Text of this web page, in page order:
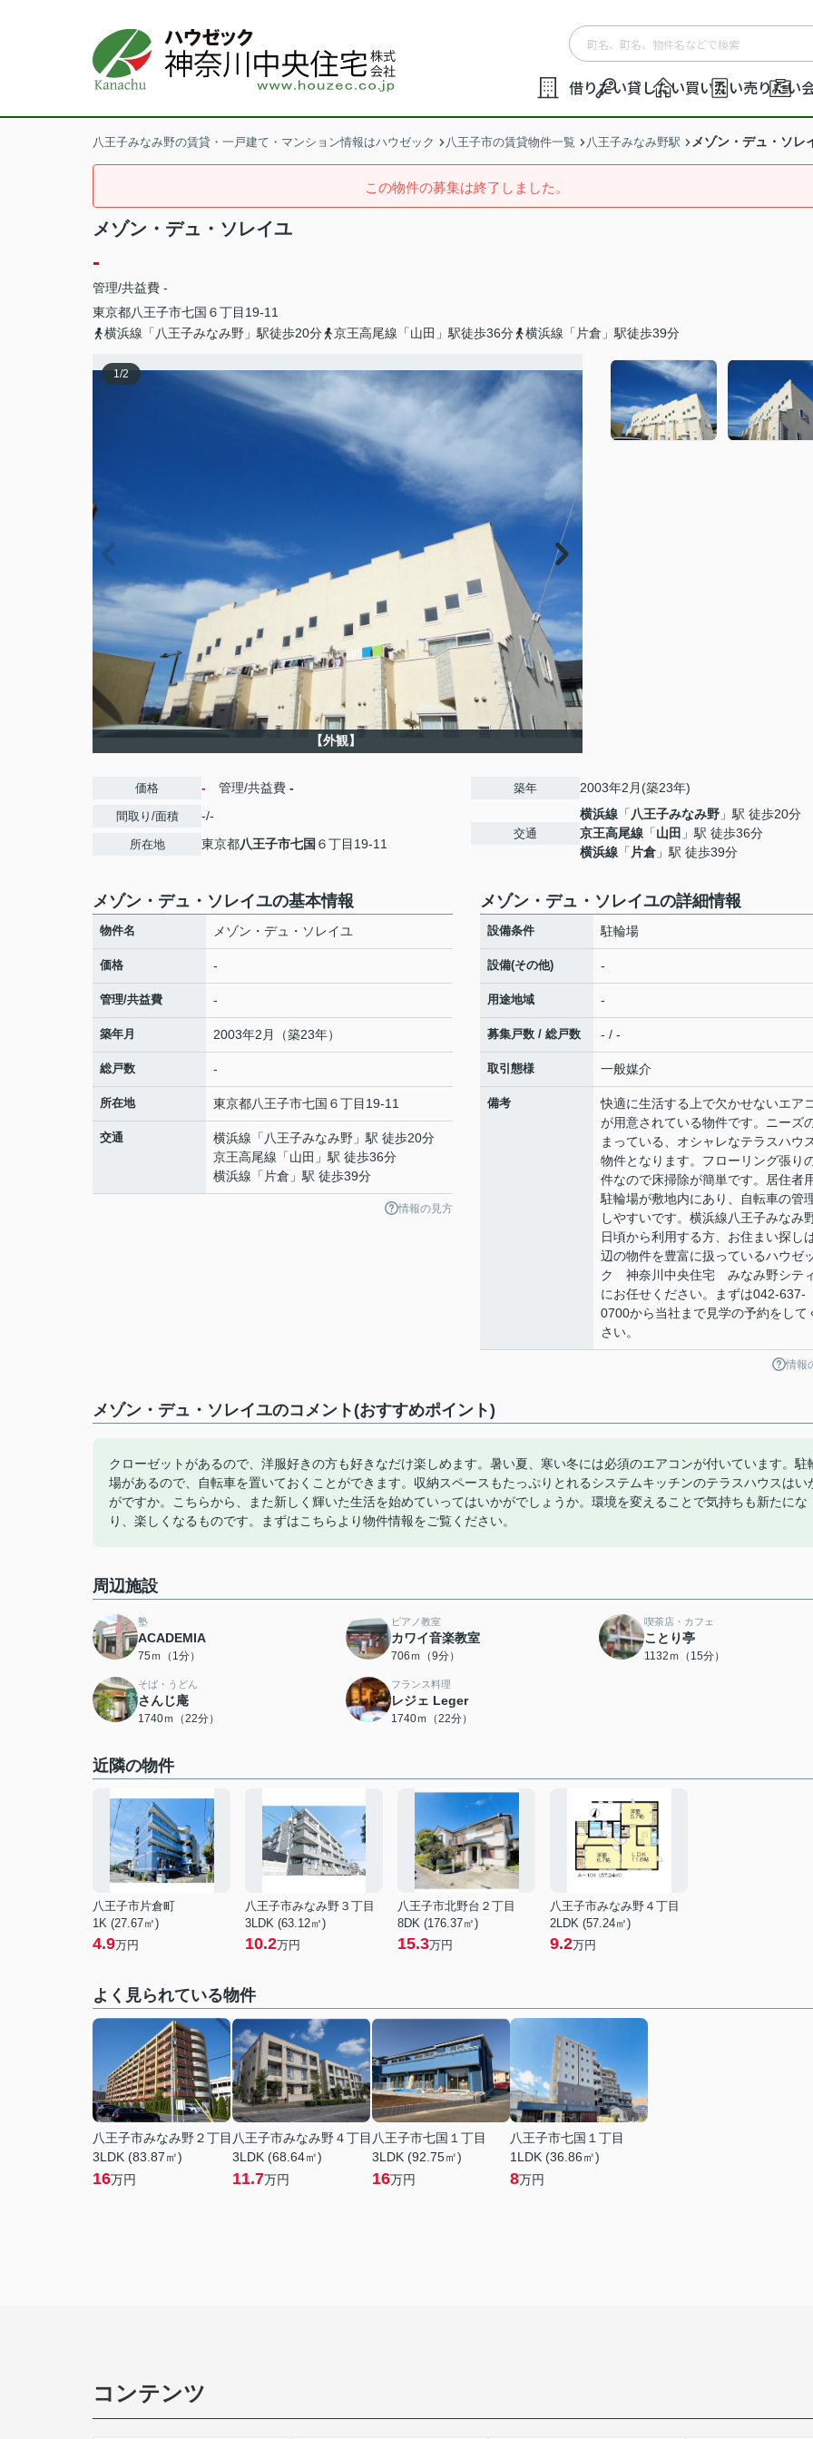
借りたい貸したい買いたい売りたい
八王子みなみ野の賃貸・一戸建て・マンション情報はハウゼック 八王子市の賃貸物件一覧 八王子みなみ野駅 メゾン・デュ・ソレ
この物件の募集は終了しました。
メゾン・デュ・ソレイユ
-
管理/共益費 -
東京都八王子市七国 ６丁目19-11
横浜線「八王子みなみ野」駅徒歩20分
京王高尾線「山田」駅徒歩36分 横浜線「片倉」駅徒歩39分
1/2
【外観】
価格 - 管理/共益費 -
間取り/面積 -/-
所在地 東京都八王子市七国 ６丁目19-11
築年 2003年2月(築23年)
交通
横浜線 「 八王子みなみ野 」駅 徒歩20分
京王高尾線 「山田 」駅 徒歩36分
横浜線 「 片倉 」駅 徒歩39分
メゾン・デュ・ソレイユの基本情報
物件名 メゾン・デュ・ソレイユ
価格 -
管理/共益費 -
築年月 2003年2月（築23年）
総戸数 -
所在地 東京都八王子市七国 ６丁目19-11
交通 横浜線 「 八王子みなみ野 」駅 徒歩20分
京王高尾線 「山田 」駅 徒歩36分
横浜線 「 片倉 」駅 徒歩39分
情報の見方
メゾン・デュ・ソレイユの詳細情報
設備条件 駐輪場
設備(その他) -
用途地域 -
募集戸数 / 総戸数 - / -
取引態様 一般媒介
備考
快適に生活する上で欠かせないエア
が用意されている物件です。ニーズ
まっている、オシャレなテラスハウ
物件となります。フローリング張り
件なので床掃除が簡単です。居住者
駐輪場が敷地内にあり、自転車の管
しやすいです。横浜線八王子みなみ
日頃から利用する方、お住まい探し
辺の物件を豊富に扱っているハウゼ
ク 神奈川中央住宅 みなみ野シテ
にお任せください。まずは042-637-
0700から当社まで見学の予約をして
さい。
情報
メゾン・デュ・ソレイユのコメント(おすすめポイント)
クローゼットがあるので、洋服好きの方も好きなだけ楽しめます。暑い夏、寒い冬には必須のエアコンが付いています。駐
場があるので、自転車を置いておくことができます。収納スペースもたっぷりとれるシステムキッチンのテラスハウスはい
がですか。こちらから、また新しく輝いた生活を始めていってはいかがでしょうか。環境を変えることで気持ちも新たにな
り、楽しくなるものです。まずはこちらより物件情報をご覧ください。
周辺施設
塾
ACADEMIA
75ｍ（1分）
ピアノ教室
カワイ音楽教室
706ｍ（9分）
喫茶店・カフェ
ことり亭
1132ｍ（15分）
そば・うどん
さんじ庵
1740ｍ（22分）
フランス料理
レジェ Leger
1740ｍ（22分）
近隣の物件
八王子市片倉町
1K (27.67㎡)
4.9万円
八王子市みなみ野３丁目
3LDK (63.12㎡)
10.2万円
八王子市北野台２丁目
8DK (176.37㎡)
15.3万円
八王子市みなみ野４丁目
2LDK (57.24㎡)
9.2万円
よく見られている物件
八王子市みなみ野２丁目
3LDK (83.87㎡)
16万円
八王子市みなみ野４丁目
3LDK (68.64㎡)
11.7万円
八王子市七国１丁目
3LDK (92.75㎡)
16万円
八王子市七国１丁目
1LDK (36.86㎡)
8万円
コンテンツ